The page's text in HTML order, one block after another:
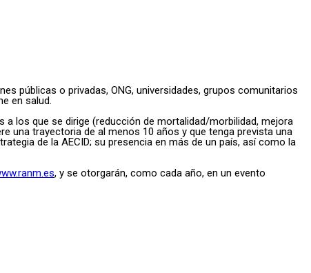
públicas o privadas, ONG, universidades, grupos comunitarios
en salud.
los que se dirige (reducción de mortalidad/morbilidad, mejora
una trayectoria de al menos 10 años y que tenga prevista una
de la AECID; su presencia en más de un país, así como la
, y se otorgarán, como cada año, en un evento